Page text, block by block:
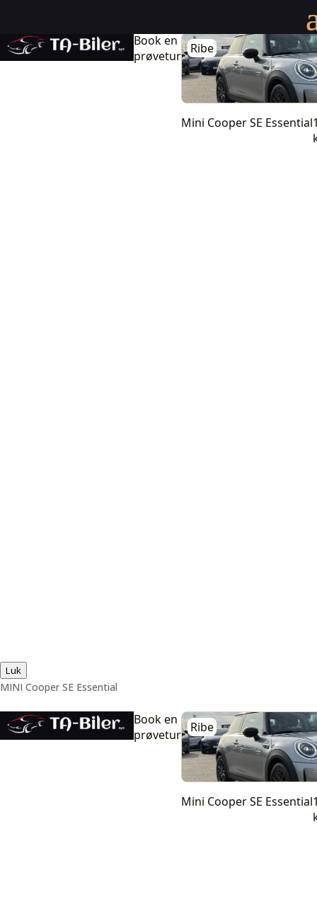
Luk
MINI Cooper SE Essential